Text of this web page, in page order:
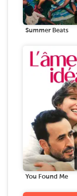
Summer Beats
You Found Me